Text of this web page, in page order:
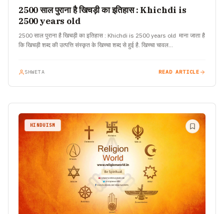
2500 साल पुराना है खिचड़ी का इतिहास : Khichdi is
2500 years old
2500 साल पुराना है खिचड़ी का इतिहास : Khichdi is 2500 years old माना जाता है
कि खिचड़ी शब्द की उत्पत्ति संस्कृत के खिच्चा शब्द से हुई है. खिच्चा चावल…
SHWETA READ ARTICLE
HINDUISM